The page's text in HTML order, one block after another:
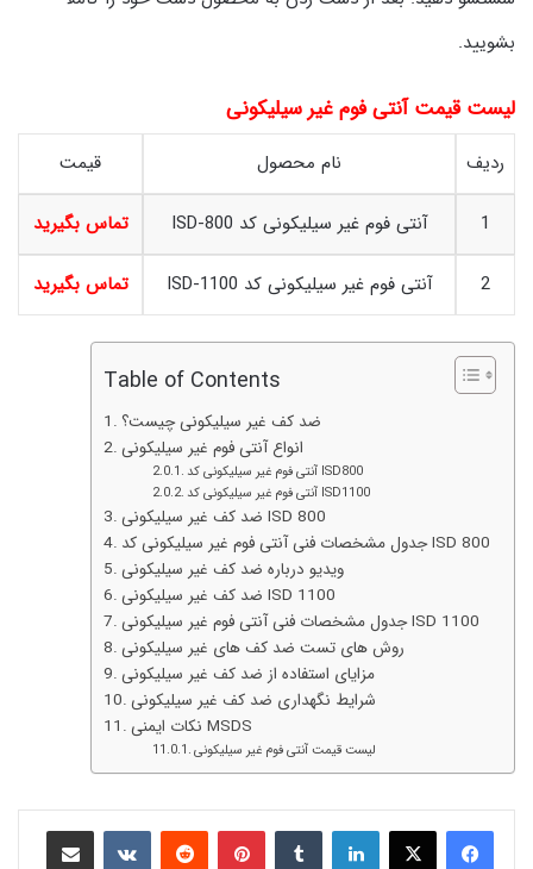
بشویید.
لیست قیمت آنتی فوم غیر سیلیکونی
ردیف نام محصول قیمت
1 آنتی فوم غیر سیلیکونی کد ISD-800 تماس بگیرید
2 آنتی فوم غیر سیلیکونی کد ISD-1100 تماس بگیرید
Table of Contents
ضد کف غیر سیلیکونی چیست؟
انواع آنتی فوم غیر سیلیکونی
آنتی فوم غیر سیلیکونی کد ISD800
آنتی فوم غیر سیلیکونی کد ISD1100
ضد کف غیر سیلیکونی ISD 800
جدول مشخصات فنی آنتی فوم غیر سیلیکونی کد ISD 800
ویدیو درباره ضد کف غیر سیلیکونی
ضد کف غیر سیلیکونی ISD 1100
جدول مشخصات فنی آنتی فوم غیر سیلیکونی ISD 1100
روش های تست ضد کف های غیر سیلیکونی
مزایای استفاده از ضد کف غیر سیلیکونی
شرایط نگهداری ضد کف غیر سیلیکونی
نکات ایمنی MSDS
لیست قیمت آنتی فوم غیر سیلیکونی